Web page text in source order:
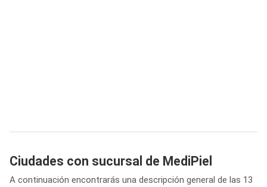
Ciudades con sucursal de MediPiel
A continuación encontrarás una descripción general de las 13